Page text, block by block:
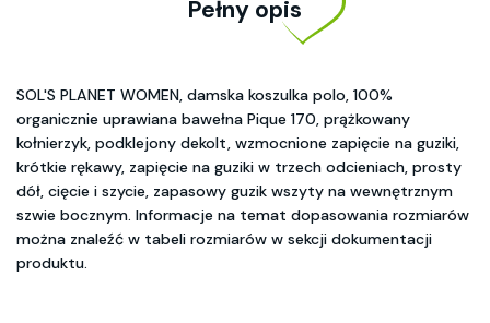
Pełny opis
SOL'S PLANET WOMEN, damska koszulka polo, 100%
organicznie uprawiana bawełna Pique 170, prążkowany
kołnierzyk, podklejony dekolt, wzmocnione zapięcie na guziki,
krótkie rękawy, zapięcie na guziki w trzech odcieniach, prosty
dół, cięcie i szycie, zapasowy guzik wszyty na wewnętrznym
szwie bocznym. Informacje na temat dopasowania rozmiarów
można znaleźć w tabeli rozmiarów w sekcji dokumentacji
produktu.